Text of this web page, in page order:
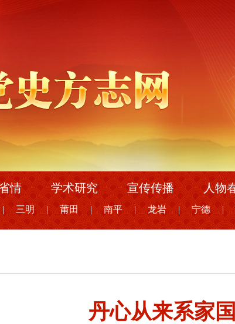
情 学术研究 宣传传播 人物
| 三明 | 莆田 | 南平 | 龙岩 | 宁德 |
丹心从来系家国